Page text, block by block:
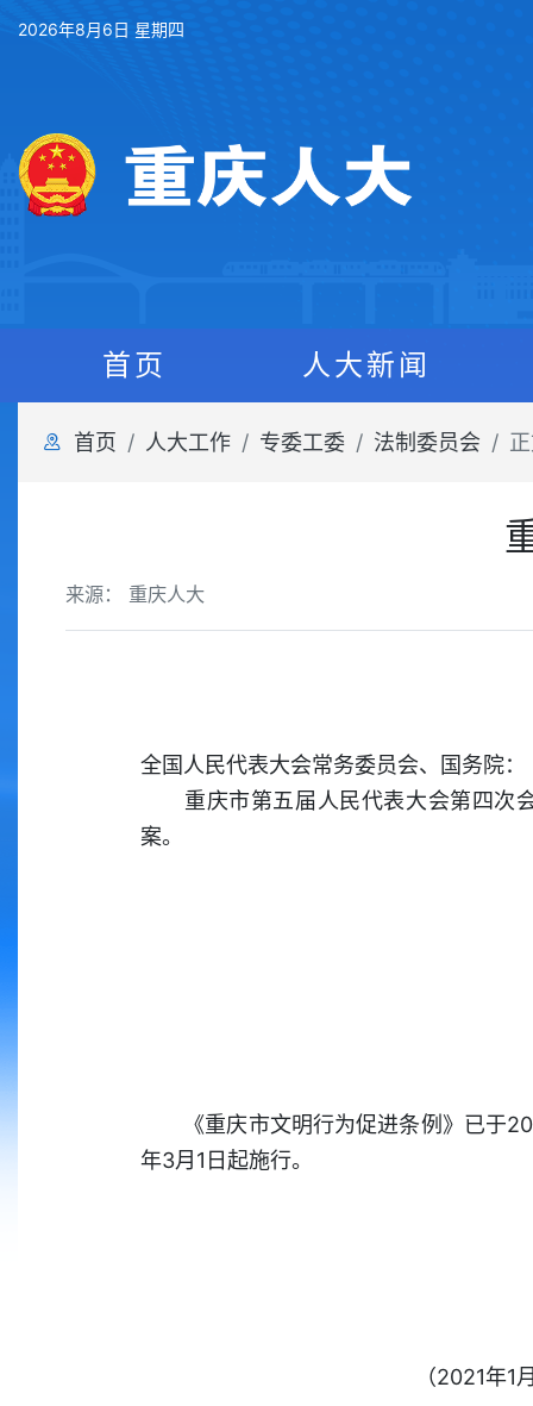
2026年8月6日 星期四
首页 人大新闻
首页 人大工作 专委工委 法制委员会
来源： 重庆人大
全国人民代表大会常务委员会、国务院：
重庆市第五届人民代表大会第四次会
案。
《重庆市文明行为促进条例》已于
年3月1日起施行。
（2021年